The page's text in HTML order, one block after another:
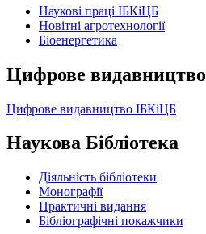
Наукові праці ІБКіЦБ
Новітні агротехнології
Бiоенергетика
Цифрове видавництво
Цифрове видавництво ІБКіЦБ
Наукова Бібліотека
Діяльність бібліотеки
Монографії
Практичні видання
Бібліографічні покажчики